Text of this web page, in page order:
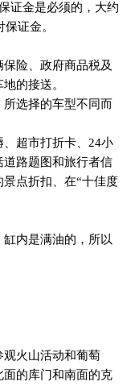
证金是必须的，大约
证金。
险、政府商品税及
的接送。
选择的车型不同而
超市打折卡、 24小
路题图和旅行者信
点折扣、在“十佳度
内是满油的，所以
火山活动和葡萄
面的库门和南面的克